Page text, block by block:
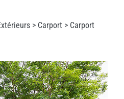
> Carport > Carport